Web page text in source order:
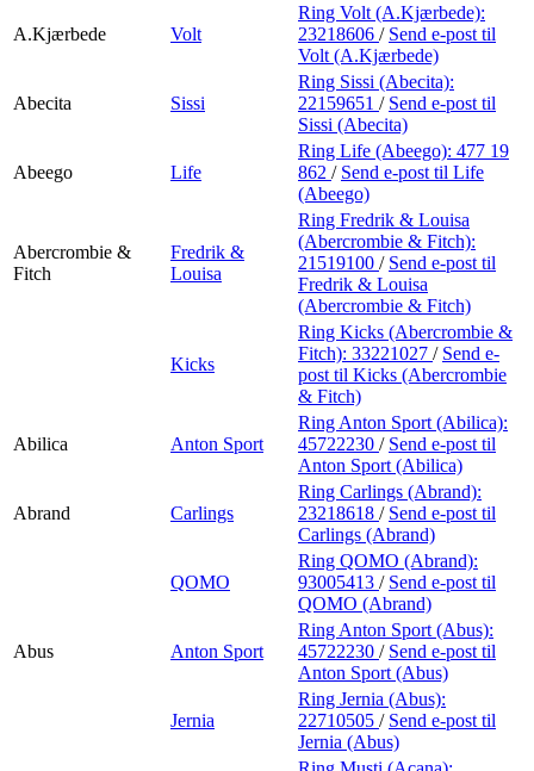
A.Kjærbede Volt
Ring Volt (A.Kjærbede):
23218606 / Send e-post til
Volt (A.Kjærbede)
Abecita Sissi
Ring Sissi (Abecita):
22159651 / Send e-post til
Sissi (Abecita)
Abeego Life
Ring Life (Abeego): 477 19
862 / Send e-post til Life
(Abeego)
Abercrombie &
Fitch
Fredrik &
Louisa
Ring Fredrik & Louisa
(Abercrombie & Fitch):
21519100 / Send e-post til
Fredrik & Louisa
(Abercrombie & Fitch)
Kicks
Ring Kicks (Abercrombie &
Fitch): 33221027 / Send e-
post til Kicks (Abercrombie
& Fitch)
Abilica Anton Sport
Ring Anton Sport (Abilica):
45722230 / Send e-post til
Anton Sport (Abilica)
Abrand Carlings
Ring Carlings (Abrand):
23218618 / Send e-post til
Carlings (Abrand)
QOMO
Ring QOMO (Abrand):
93005413 / Send e-post til
QOMO (Abrand)
Abus Anton Sport
Ring Anton Sport (Abus):
45722230 / Send e-post til
Anton Sport (Abus)
Jernia
Ring Jernia (Abus):
22710505 / Send e-post til
Jernia (Abus)